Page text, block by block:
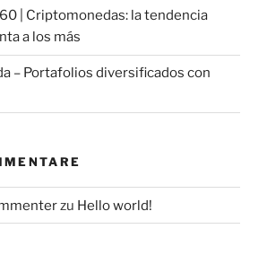
| Criptomonedas: la tendencia
a los más
– Portafolios diversificados con
zu Hello world!